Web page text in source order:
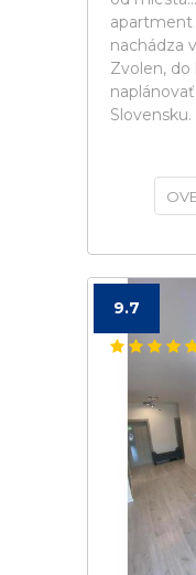
apartment
nachádza
Zvolen,
Slovensku.
9.7